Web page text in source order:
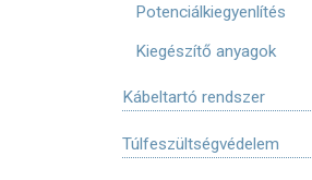
Potenciálkiegyenlítés
Kiegészítő anyagok
Kábeltartó rendszer
Túlfeszültségvédelem